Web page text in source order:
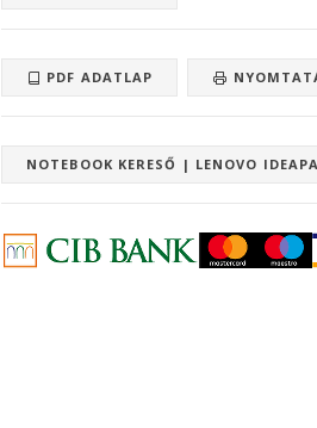
PDF ADATLAP
NOTEBOOK KERESŐ | LENOVO